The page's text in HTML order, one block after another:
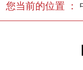
您当前的位置 ：